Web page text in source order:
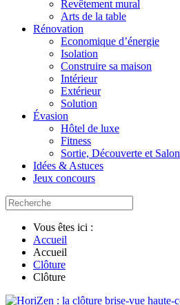
Revêtement mural
Arts de la table
Rénovation
Economique d’énergie
Isolation
Construire sa maison
Intérieur
Extérieur
Solution
Évasion
Hôtel de luxe
Fitness
Sortie, Découverte et Salon
Idées & Astuces
Jeux concours
Vous êtes ici :
Accueil
Accueil
Clôture
Clôture